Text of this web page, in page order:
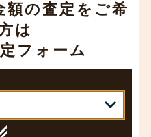
額の査定をご希
は
フォーム